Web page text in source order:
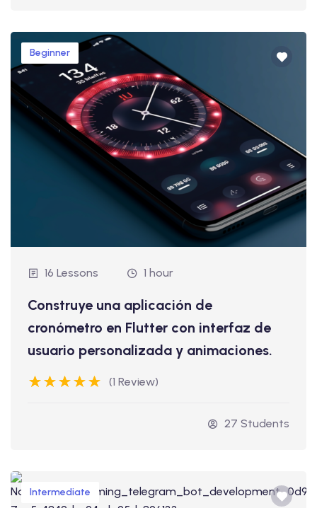
Beginner
16 Lessons 1 hour
Construye una aplicación de
cronómetro en Flutter con interfaz de
usuario personalizada y animaciones.
(1 Review)
27 Students
Intermediate